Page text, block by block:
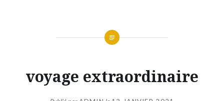
voyage extraordinaire